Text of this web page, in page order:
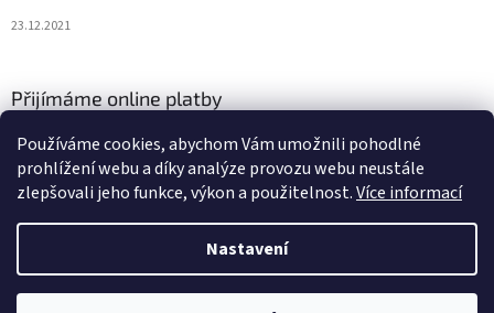
Používáme cookies, abychom Vám umožnili pohodlné
prohlížení webu a díky analýze provozu webu neustále
zlepšovali jeho funkce, výkon a použitelnost.Více informací
Nastavení
23.12.2021
Přijímáme online platby
Vytvořil Shoptet